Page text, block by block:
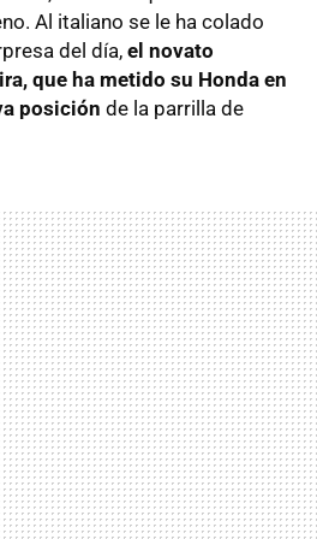
Al italiano se le ha colado
del día, el novato
que ha metido su Honda en
posición de la parrilla de